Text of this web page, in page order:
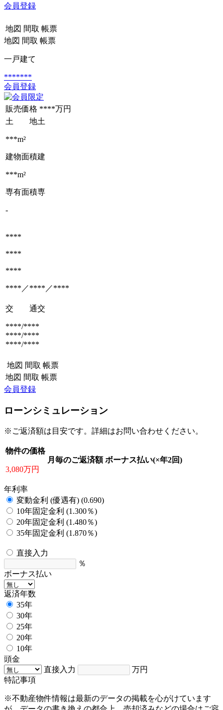
会員登録
地図 間取 帳票
地図 間取 帳票
一戸建て
*******
会員登録
販売価格 ****万円
土 地土
***m²
建物面積建
***m²
専有面積専
-
****
****
****
****／****／****
交 通交
****/****
****/****
****/****
地図 間取 帳票
地図 間取 帳票
会員登録
ローンシミュレーション
※ご返済額は目安です。詳細はお問い合わせください。
物件の価格
3,080万円
月毎のご返済額 ボーナス払い(×年2回)
年利率
変動金利 (優遇有) (0.690)
10年固定金利 (1.300％)
20年固定金利 (1.480％)
35年固定金利 (1.870％)
直接入力
％
ボーナス払い
返済年数
35年
30年
25年
20年
10年
頭金
直接入力
万円
特記事項
※不動産物件情報は最新のデータの掲載を心がけています